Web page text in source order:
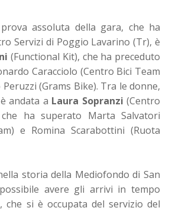
assoluta della gara, che ha
Servizi di Poggio Lavarino (Tr), è
(Functional Kit), che ha preceduto
Caracciolo (Centro Bici Team
(Grams Bike). Tra le donne,
andata a Laura Sopranzi (Centro
ha superato Marta Salvatori
e Romina Scarabottini (Ruota
storia della Mediofondo di San
avere gli arrivi in tempo
che si è occupata del servizio del